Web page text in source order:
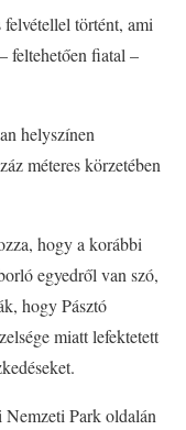
történt, ami
feltehetően fiatal –
helyszínen
méteres körzetében
hogy a korábbi
egyedről van szó,
hogy Pásztó
miatt lefektetett
Park oldalán